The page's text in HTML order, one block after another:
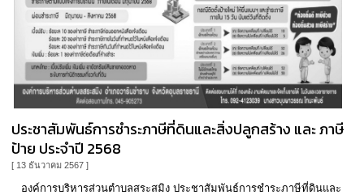
ประชาสัมพันธ์การชำระภาษีที่ดินและสิ่งปลูกสร้าง และ ภาษี
ป้าย ประจำปี 2568
[ 13 ธันวาคม 2567 ]
องค์การบริหารส่วนตำบลสระสมิง ประชาสัมพันธ์การชำระภาษีที่ดินและ